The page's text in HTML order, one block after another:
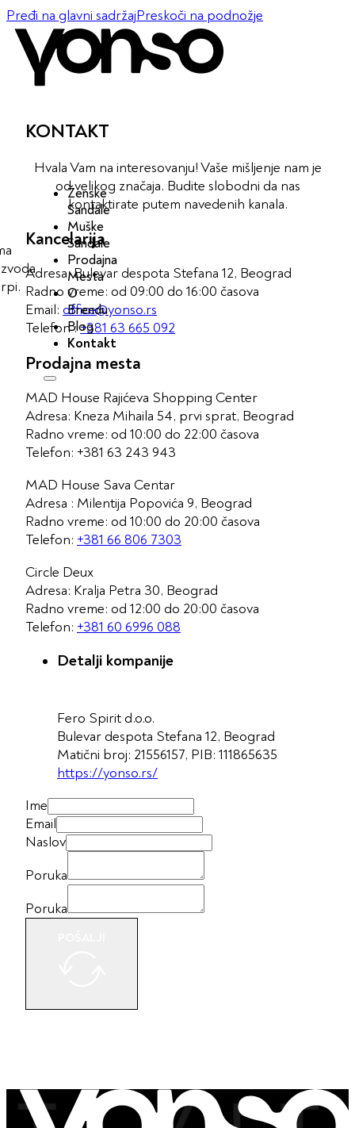
Pređi na glavni sadržajPreskoči na podnožje
Ženske
Sandale
Muške
Sandale
Prodajna
Mesta
O
Brendu
Blog
Kontakt
KONTAKT
Hvala Vam na interesovanju! Vaše mišljenje nam je
od velikog značaja. Budite slobodni da nas
kontaktirate putem navedenih kanala.
Kancelarija
Adresa: Bulevar despota Stefana 12, Beograd
Radno vreme: od 09:00 do 16:00 časova
Email: office@yonso.rs
Telefon :+381 63 665 092
Prodajnа mestа
MAD House Rajićeva Shopping Center
Adresa: Kneza Mihaila 54, prvi sprat, Beograd
Radno vreme: od 10:00 do 22:00 časova
Telefon: +381 63 243 943
MAD House Sava Centar
Adresa : Milentija Popovića 9, Beograd
Radno vreme: od 10:00 do 20:00 časova
Telefon: +381 66 806 7303
Circle Deux
Adresa: Kralja Petra 30, Beograd
Radno vreme: od 12:00 do 20:00 časova
Telefon: +381 60 6996 088
Detalji kompanije
Fero Spirit d.o.o.
Bulevar despota Stefana 12, Beograd
Matični broj: 21556157, PIB: 111865635
https://yonso.rs/
Ime
Email
Naslov
Poruka
Poruka